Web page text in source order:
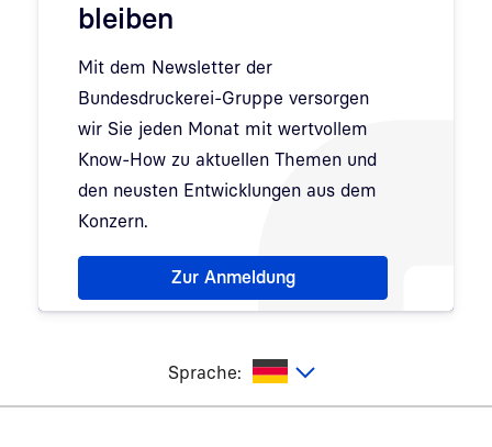
bleiben
Mit dem Newsletter der
Bundesdruckerei-Gruppe versorgen
wir Sie jeden Monat mit wertvollem
Know-How zu aktuellen Themen und
den neusten Entwicklungen aus dem
Konzern.
Hinweis: Dialog zur Newsletter-Anmeldung wurde
Zur Anmeldung
Sprache: